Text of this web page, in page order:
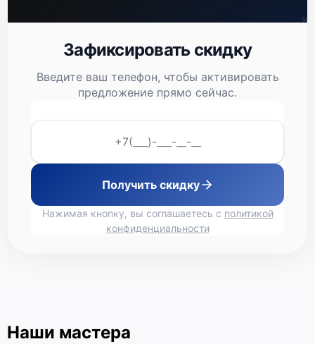
Зафиксировать скидку
Введите ваш телефон, чтобы активировать
предложение прямо сейчас.
Получить скидку
Нажимая кнопку, вы соглашаетесь с политикой
конфиденциальности
Наши мастера